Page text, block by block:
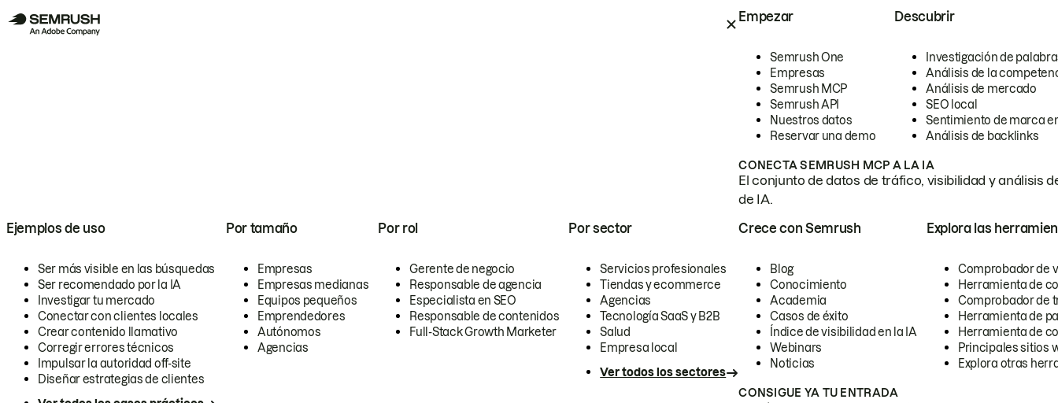
Empezar
Semrush One
Empresas
Semrush MCP
Semrush API
Nuestros datos
Reservar una demo
Descubrir
Investigación de
Análisis de la
Análisis de mercado
SEO local
Sentimiento de marca
Análisis de backlinks
CONECTA SEMRUSH MCP A LA IA
El conjunto de datos de tráfico, visibilidad y análisis
de IA.
Ejemplos de uso
Ser más visible en las búsquedas
Ser recomendado por la IA
Investigar tu mercado
Conectar con clientes locales
Crear contenido llamativo
Corregir errores técnicos
Impulsar la autoridad off-site
Diseñar estrategias de clientes
Por tamaño
Empresas
Empresas medianas
Equipos pequeños
Emprendedores
Autónomos
Agencias
Por rol
Gerente de negocio
Responsable de agencia
Especialista en SEO
Responsable de contenidos
Full-Stack Growth Marketer
Por sector
Servicios profesionales
Tiendas y ecommerce
Agencias
Tecnología SaaS y B2B
Salud
Empresa local
Ver todos los sectores
Crece con Semrush
Blog
Conocimiento
Academia
Casos de éxito
Índice de visibilidad en la IA
Webinars
Noticias
Explora las
Comprobador de
Herramienta de
Comprobador de
Herramienta de
Herramienta de
Principales sitios
Explora otras
CONSIGUE YA TU ENTRADA